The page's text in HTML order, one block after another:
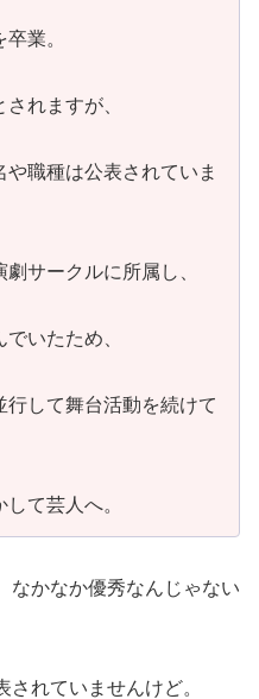
卒業。
れますが、
は公表されていま
サークルに所属し、
たため、
舞台活動を続けて
て芸人へ。
なかなか優秀なんじゃない
れていませんけど。